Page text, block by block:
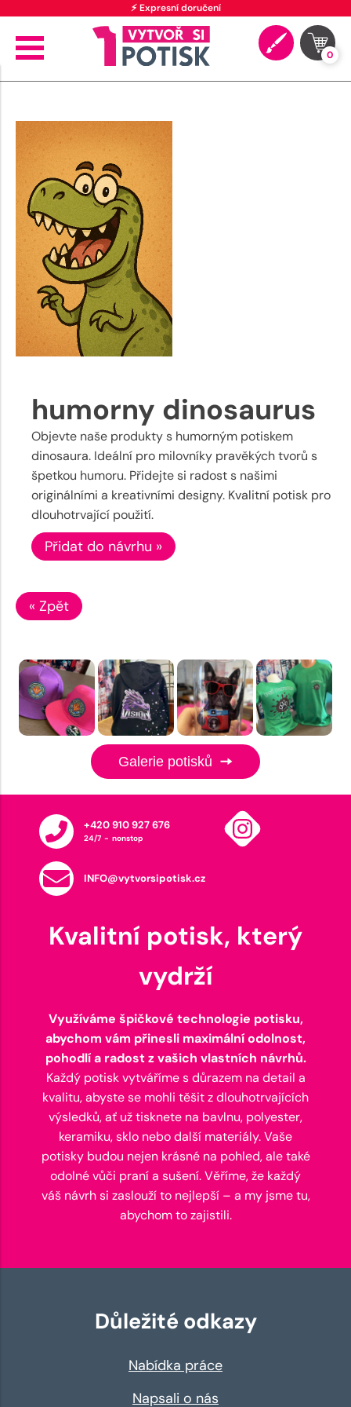
⚡ Expresní doručení
0
humorny dinosaurus
Objevte naše produkty s humorným potiskem
dinosaura. Ideální pro milovníky pravěkých tvorů s
špetkou humoru. Přidejte si radost s našimi
originálními a kreativními designy. Kvalitní potisk pro
dlouhotrvající použití.
Přidat do návrhu »
« Zpět
Galerie potisků
+420 910 927 676
24/7 - nonstop
INFO@vytvorsipotisk.cz
Kvalitní potisk, který
vydrží
Využíváme špičkové technologie potisku,
abychom vám přinesli maximální odolnost,
pohodlí a radost z vašich vlastních návrhů.
Každý potisk vytváříme s důrazem na detail a
kvalitu, abyste se mohli těšit z dlouhotrvajících
výsledků, ať už tisknete na bavlnu, polyester,
keramiku, sklo nebo další materiály. Vaše
potisky budou nejen krásné na pohled, ale také
odolné vůči praní a sušení. Věříme, že každý
váš návrh si zaslouží to nejlepší – a my jsme tu,
abychom to zajistili.
Důležité odkazy
Nabídka práce
Napsali o nás